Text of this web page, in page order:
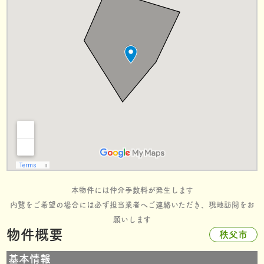
本物件には仲介手数料が発生します
内覧をご希望の場合には必ず担当業者へご連絡いただき、現地訪問をお
願いします
物件概要 秩父市
基本情報